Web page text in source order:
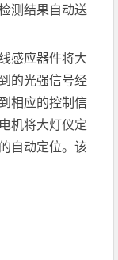
测结果自动送
感应器件将大
的光强信号经
相应的控制信
机将大灯仪定
自动定位。该